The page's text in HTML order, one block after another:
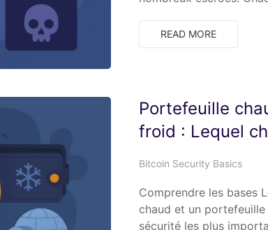
READ MORE
Portefeuille
froid : Lequel
Bitcoin Security Basics
Comprendre les bases
chaud et un portefeuille
sécurité les plus